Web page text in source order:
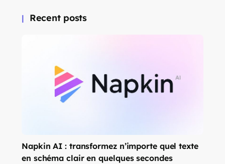
Recent posts
Napkin AI : transformez n’importe quel texte
en schéma clair en quelques secondes